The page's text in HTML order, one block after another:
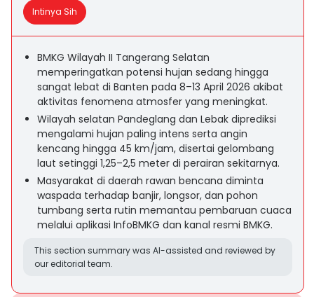
Intinya Sih
BMKG Wilayah II Tangerang Selatan
memperingatkan potensi hujan sedang hingga
sangat lebat di Banten pada 8–13 April 2026 akibat
aktivitas fenomena atmosfer yang meningkat.
Wilayah selatan Pandeglang dan Lebak diprediksi
mengalami hujan paling intens serta angin
kencang hingga 45 km/jam, disertai gelombang
laut setinggi 1,25–2,5 meter di perairan sekitarnya.
Masyarakat di daerah rawan bencana diminta
waspada terhadap banjir, longsor, dan pohon
tumbang serta rutin memantau pembaruan cuaca
melalui aplikasi InfoBMKG dan kanal resmi BMKG.
This section summary was AI-assisted and reviewed by
our editorial team.